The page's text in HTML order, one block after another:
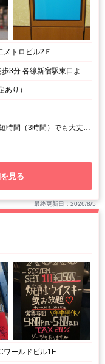
メトロビル2Ｆ
西武新宿線西武新宿駅北口より徒歩3分 各線新宿駅東口より徒歩10分 / 東急歌舞伎町タワー裏、歌舞伎町交番そば、ラーメン二郎様の向かいのビルの2Ｆ
り）
>火曜日～土曜日19時～ 週1日や短時間（3時間）でも大丈夫ですよ♪ その他ご相談は、何でも柔軟に対応します。
見る
最終更新日：2026/8/5
ワールドビル1F